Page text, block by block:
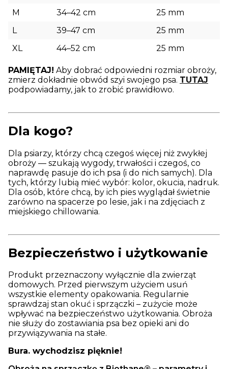
M
34–42 cm
25 mm
L
39–47 cm
25 mm
XL
44–52 cm 25 mm
PAMIĘTAJ! Aby dobrać odpowiedni rozmiar obroży,
zmierz dokładnie obwód szyi swojego psa. TUTAJ
podpowiadamy, jak to zrobić prawidłowo.
Dla kogo?
Dla psiarzy, którzy chcą czegoś więcej niż zwykłej
obroży — szukają wygody, trwałości i czegoś, co
naprawdę pasuje do ich psa (i do nich samych). Dla
tych, którzy lubią mieć wybór: kolor, okucia, nadruk.
Dla osób, które chcą, by ich pies wyglądał świetnie
zarówno na spacerze po lesie, jak i na zdjęciach z
miejskiego chillowania.
Bezpieczeństwo i użytkowanie
Produkt przeznaczony wyłącznie dla zwierząt
domowych. Przed pierwszym użyciem usuń
wszystkie elementy opakowania. Regularnie
sprawdzaj stan okuć i sprzączki – zużycie może
wpływać na bezpieczeństwo użytkowania. Obroża
nie służy do zostawiania psa bez opieki ani do
przywiązywania na stałe.
Bura. wychodzisz pięknie!